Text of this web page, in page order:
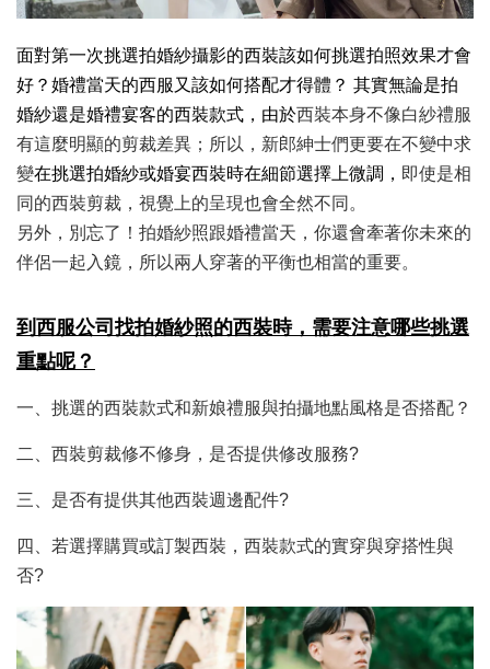
面對第一次挑選拍婚紗攝影的西裝該如何挑選拍照效果才會
好？婚禮當天的西服又該如何搭配才得體？ 其實無論是拍
婚紗還是婚禮宴客的西裝款式，由於西裝本身不像白紗禮服
有這麼明顯的剪裁差異 ； 所以，新郎紳士們更要在不變中求
變在挑選拍婚紗或婚宴西裝時在細節選擇上微調， 即使是相
同的西裝剪裁，視覺上的呈現也會全然不同。
另外，別忘了！拍婚紗照跟婚禮當天，你還會牽著你未來的
伴侶一起入鏡，所以兩人穿著的平衡也相當的重要。
到西服公司找拍婚紗照的西裝時，需要注意哪些挑選
重點呢？
一、挑選的西裝款式和新娘禮服與拍攝地點風格是否搭配？
二、西裝剪裁修不修身，是否提供修改服務?
三、是否有提供其他西裝週邊配件?
四、若選擇購買或訂製西裝，西裝款式的實穿與穿搭性與
否?